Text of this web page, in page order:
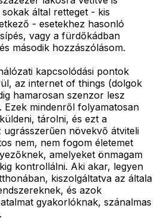
által retteget - kis
- esetekhez hasonló
vagy a fürdőkádban
második hozzászólásom.
kapcsolódási pontok
az internet of things (dolgok
hamarosan szenzor lesz
Ezek mindenről folyamatosan
tárolni, és ezt a
ugrásszerűen növekvő átviteli
nem, nem fogom életemet
amelyeket önmagam
kontrollálni. Aki akar, legyen
kiszolgáltatva az általa
és azok
gyakorlóknak, szánalmas